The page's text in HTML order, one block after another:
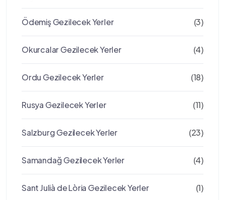
Ödemiş Gezilecek Yerler (3)
Okurcalar Gezilecek Yerler (4)
Ordu Gezilecek Yerler (18)
Rusya Gezilecek Yerler (11)
Salzburg Gezilecek Yerler (23)
Samandağ Gezilecek Yerler (4)
Sant Julià de Lòria Gezilecek Yerler (1)